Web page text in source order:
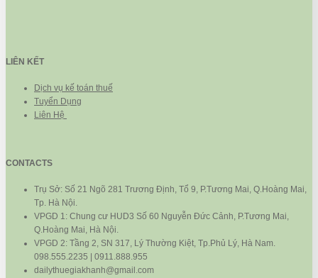
LIÊN KẾT
Dịch vụ kế toán thuế
Tuyển Dụng
Liên Hệ
CONTACTS
Trụ Sở: Số 21 Ngõ 281 Trương Định, Tổ 9, P.Tương Mai, Q.Hoàng Mai,
Tp. Hà Nội.
VPGD 1: Chung cư HUD3 Số 60 Nguyễn Đức Cảnh, P.Tương Mai,
Q.Hoàng Mai, Hà Nội.
VPGD 2: Tầng 2, SN 317, Lý Thường Kiệt, Tp.Phủ Lý, Hà Nam.
098.555.2235 | 0911.888.955
dailythuegiakhanh@gmail.com